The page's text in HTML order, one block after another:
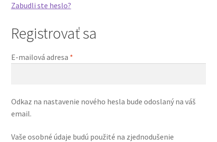
Zabudli ste heslo?
Registrovať sa
E-mailová adresa *
Odkaz na nastavenie nového hesla bude odoslaný na váš
email.
Vaše osobné údaje budú použité na zjednodušenie